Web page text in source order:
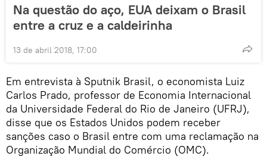
Na questão do aço, EUA deixam o Brasil
entre a cruz e a caldeirinha
13 de abril 2018, 17:00
Em entrevista à Sputnik Brasil, o economista Luiz
Carlos Prado, professor de Economia Internacional
da Universidade Federal do Rio de Janeiro (UFRJ),
disse que os Estados Unidos podem receber
sanções caso o Brasil entre com uma reclamação na
Organização Mundial do Comércio (OMC).